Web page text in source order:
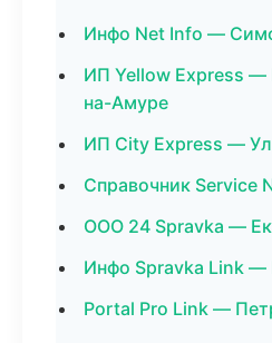
Инфо Net Info —
ИП Yellow Express
на-Амуре
ИП City Express —
Справочник Service
ООО 24 Spravka —
Инфо Spravka Link —
Portal Pro Link —